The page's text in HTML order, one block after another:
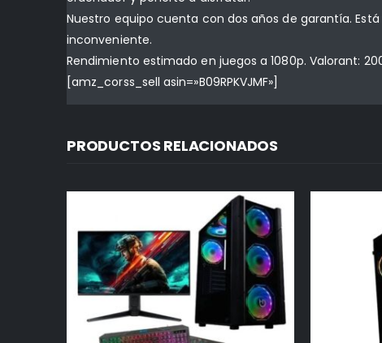
Nuestro equipo cuenta con dos años de garantía.
inconveniente.
Rendimiento estimado en juegos a 1080p. Valorant:
[amz_corss_sell asin=»B09RPKVJMF»]
PRODUCTOS RELACIONADOS